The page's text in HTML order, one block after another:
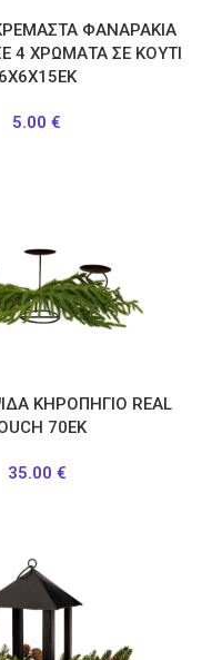
ΦΑΝΑΡΑΚΙΑ
4 ΧΡΩΜΑΤΑ ΣΕ ΚΟΥΤΙ
6Χ6Χ15ΕΚ
5.00€
ΚΗΡΟΠΗΓΙΟ REAL
70ΕΚ
35.00 €